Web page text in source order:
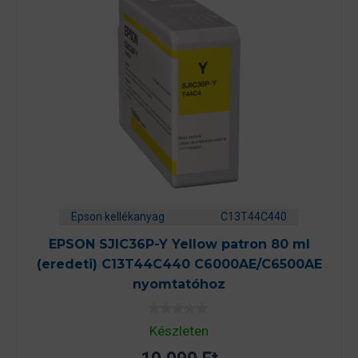
Epson kellékanyag C13T44C440
EPSON SJIC36P-Y Yellow patron 80 ml
(eredeti) C13T44C440 C6000AE/C6500AE
nyomtatóhoz
0
aKészleten